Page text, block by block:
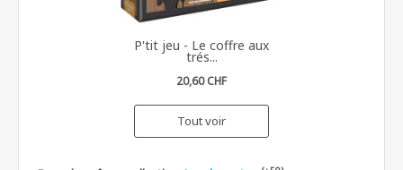
P'tit jeu - Le coffre aux
trés...
20,60 CHF
Tout voir